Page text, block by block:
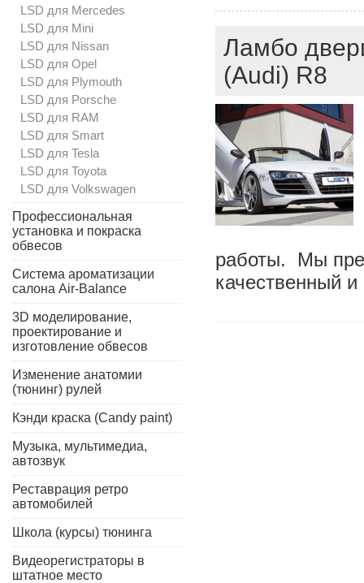
LSD для Mercedes
LSD для Mini
LSD для Nissan
LSD для Opel
LSD для Plymouth
LSD для Porsche
LSD для RAM
LSD для Smart
LSD для Tesla
LSD для Toyota
LSD для Volkswagen
Профессиональная
установка и покраска
обвесов
Система ароматизации
салона Air-Balance
3D моделирование,
проектирование и
изготовление обвесов
Изменение анатомии
(тюнинг) рулей
Кэнди краска (Candy paint)
Музыка, мультимедиа,
автозвук
Реставрация ретро
автомобилей
Школа (курсы) тюнинга
Видеорегистраторы в
штатное место
Ламбо
(Audi) R8
работы. Мы
качественный